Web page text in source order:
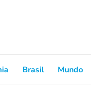
Brasil Mundo